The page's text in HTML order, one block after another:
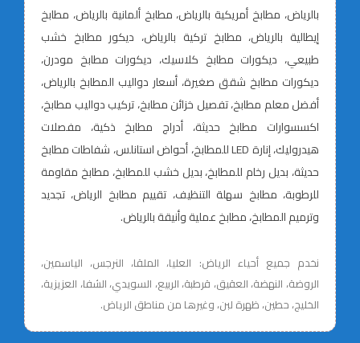
بالرياض، مطابخ أمريكية بالرياض، مطابخ ألمانية بالرياض، مطابخ
إيطالية بالرياض، مطابخ تركية بالرياض، ديكور مطابخ خشب
طبيعي، ديكورات مطابخ كلاسيك، ديكورات مطابخ مودرن،
ديكورات مطابخ شقق صغيرة، أسعار دواليب المطابخ بالرياض،
أفضل معلم مطابخ، تفصيل خزائن مطابخ، تركيب دواليب مطابخ،
اكسسوارات مطابخ حديثة، أدراج مطابخ ذكية، مفصلات
هيدروليك، إنارة LED للمطابخ، أحواض استانلس، شفاطات مطابخ
حديثة، بديل رخام للمطابخ، بديل خشب للمطابخ، مطابخ مقاومة
للرطوبة، مطابخ سهلة التنظيف، تقييم مطابخ الرياض، تجديد
وترميم المطابخ، مطابخ عملية وأنيقة بالرياض.
نخدم جميع أحياء الرياض: العليا، الملقا، النرجس، الياسمين،
الروضة، النهضة، العقيق، قرطبة، الربيع، السويدي، الشفا، العزيزية،
الخليج، حطين، ظهرة لبن، وغيرها من مناطق الرياض.